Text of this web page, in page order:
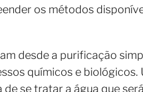
os métodos
desde a purificação
químicos e
se tratar a água que